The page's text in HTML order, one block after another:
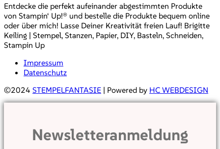
Entdecke die perfekt aufeinander abgestimmten Produkte
von Stampin‘ Up!® und bestelle die Produkte bequem online
oder über mich! Lasse Deiner Kreativität freien Lauf! Brigitte
Keiling | Stempel, Stanzen, Papier, DIY, Basteln, Schneiden,
Stampin Up
Impressum
Datenschutz
©2024 STEMPELFANTASIE | Powered by HC WEBDESIGN
Newsletteranmeldung